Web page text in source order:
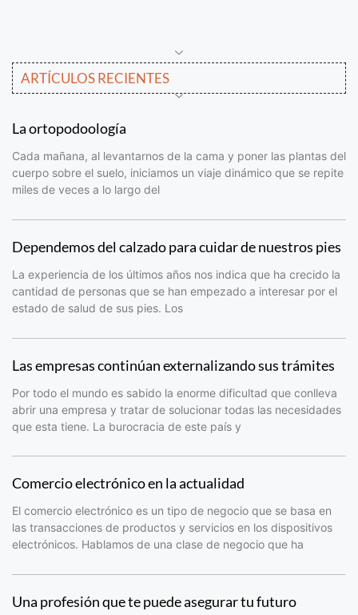
ARTÍCULOS RECIENTES
La ortopodoología
Cada mañana, al levantarnos de la cama y poner las plantas del
cuerpo sobre el suelo, iniciamos un viaje dinámico que se repite
miles de veces a lo largo del
Dependemos del calzado para cuidar de nuestros pies
La experiencia de los últimos años nos indica que ha crecido la
cantidad de personas que se han empezado a interesar por el
estado de salud de sus pies. Los
Las empresas continúan externalizando sus trámites
Por todo el mundo es sabido la enorme dificultad que conlleva
abrir una empresa y tratar de solucionar todas las necesidades
que esta tiene. La burocracia de este país y
Comercio electrónico en la actualidad
El comercio electrónico es un tipo de negocio que se basa en
las transacciones de productos y servicios en los dispositivos
electrónicos. Hablamos de una clase de negocio que ha
Una profesión que te puede asegurar tu futuro